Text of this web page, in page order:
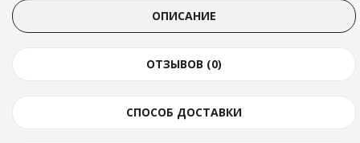
ОПИСАНИЕ
ОТЗЫВОВ (0)
СПОСОБ ДОСТАВКИ